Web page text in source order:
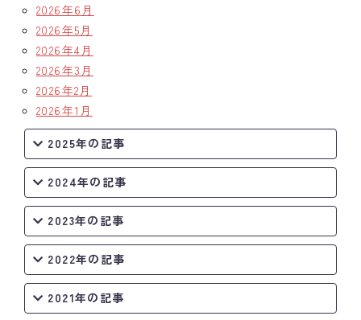
情報公開
入会のご案内
2026年6月
2026年5月
2026年4月
2026年3月
2026年2月
2026年1月
2025年の記事
2024年の記事
2023年の記事
2022年の記事
2021年の記事